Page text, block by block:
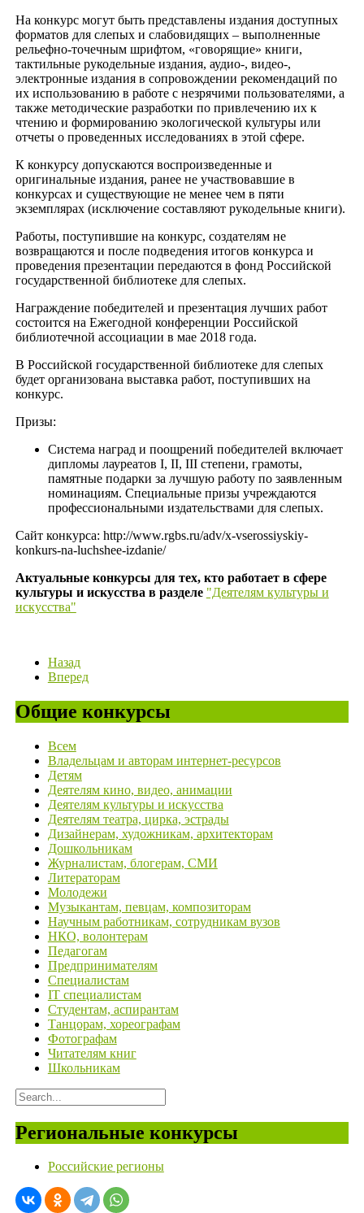
На конкурс могут быть представлены издания доступных
форматов для слепых и слабовидящих – выполненные
рельефно-точечным шрифтом, «говорящие» книги,
тактильные рукодельные издания, аудио-, видео-,
электронные издания в сопровождении рекомендаций по
их использованию в работе с незрячими пользователями, а
также методические разработки по привлечению их к
чтению и формированию экологической культуры или
отчеты о проведенных исследованиях в этой сфере.
К конкурсу допускаются воспроизведенные и
оригинальные издания, ранее не участвовавшие в
конкурсах и существующие не менее чем в пяти
экземплярах (исключение составляют рукодельные книги).
Работы, поступившие на конкурс, создателям не
возвращаются и после подведения итогов конкурса и
проведения презентации передаются в фонд Российской
государственной библиотеке для слепых.
Награждение победителей и презентация лучших работ
состоится на Ежегодной конференции Российской
библиотечной ассоциации в мае 2018 года.
В Российской государственной библиотеке для слепых
будет организована выставка работ, поступивших на
конкурс.
Призы:
Система наград и поощрений победителей включает
дипломы лауреатов I, II, III степени, грамоты,
памятные подарки за лучшую работу по заявленным
номинациям. Специальные призы учреждаются
профессиональными издательствами для слепых.
Сайт конкурса: http://www.rgbs.ru/adv/x-vserossiyskiy-
konkurs-na-luchshee-izdanie/
Актуальные конкурсы для тех, кто работает в сфере
культуры и искусства в разделе "Деятелям культуры и
искусства"
Назад
Вперед
Общие конкурсы
Всем
Владельцам и авторам интернет-ресурсов
Детям
Деятелям кино, видео, анимации
Деятелям культуры и искусства
Деятелям театра, цирка, эстрады
Дизайнерам, художникам, архитекторам
Дошкольникам
Журналистам, блогерам, СМИ
Литераторам
Молодежи
Музыкантам, певцам, композиторам
Научным работникам, сотрудникам вузов
НКО, волонтерам
Педагогам
Предпринимателям
Специалистам
IT специалистам
Студентам, аспирантам
Танцорам, хореографам
Фотографам
Читателям книг
Школьникам
Региональные конкурсы
Российские регионы